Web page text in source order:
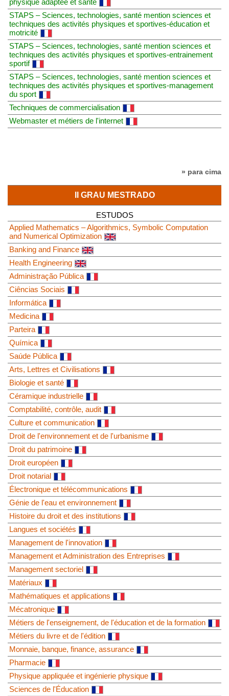
STAPS – Sciences, technologies, santé mention sciences et
techniques des activités physiques et sportives-éducation et
motricité
STAPS – Sciences, technologies, santé mention sciences et
techniques des activités physiques et sportives-entrainement
sportif
STAPS – Sciences, technologies, santé mention sciences et
techniques des activités physiques et sportives-management
du sport
Techniques de commercialisation
Webmaster et métiers de l'internet
» para cima
II GRAU MESTRADO
ESTUDOS
Applied Mathematics – Algorithmics, Symbolic Computation
and Numerical Optimization
Banking and Finance
Health Engineering
Administração Pública
Ciências Sociais
Informática
Medicina
Parteira
Química
Saúde Pública
Arts, Lettres et Civilisations
Biologie et santé
Céramique industrielle
Comptabilité, contrôle, audit
Culture et communication
Droit de l'environnement et de l'urbanisme
Droit du patrimoine
Droit européen
Droit notarial
Électronique et télécommunications
Génie de l'eau et environnement
Histoire du droit et des institutions
Langues et sociétés
Management de l'innovation
Management et Administration des Entreprises
Management sectoriel
Matériaux
Mathématiques et applications
Mécatronique
Métiers de l'enseignement, de l'éducation et de la formation
Métiers du livre et de l'édition
Monnaie, banque, finance, assurance
Pharmacie
Physique appliquée et ingénierie physique
Sciences de l'Éducation